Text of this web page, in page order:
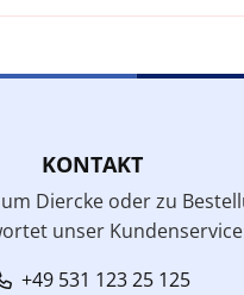
KONTAKT
Diercke oder zu
unser
+49 531 123 25 125